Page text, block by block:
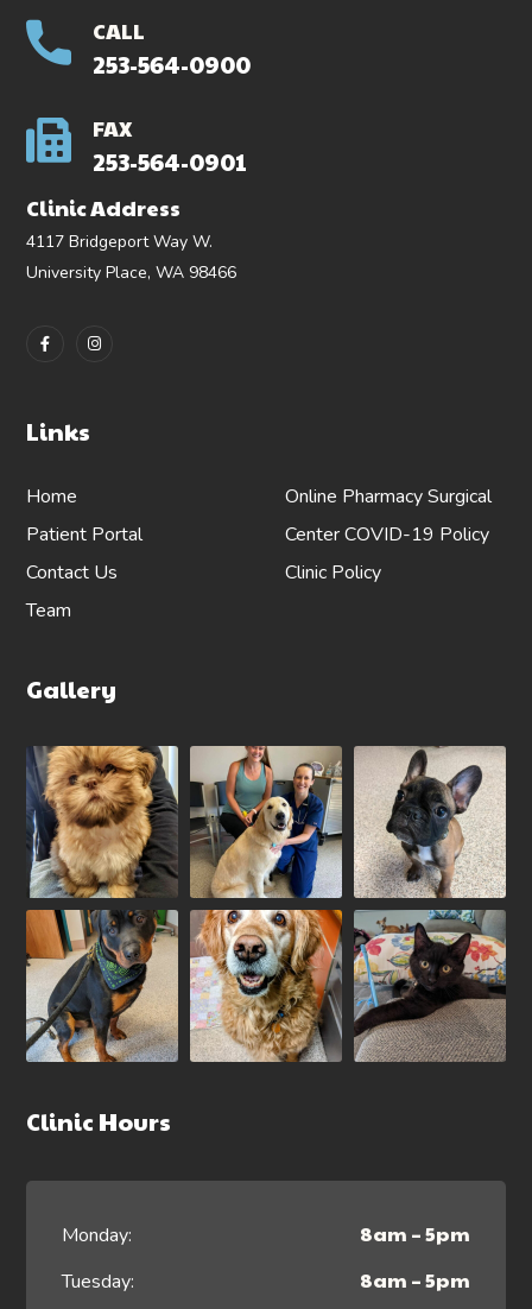
CALL
253-564-0900
FAX
253-564-0901
Clinic Address
4117 Bridgeport Way W.
University Place, WA 98466
Links
Home
Patient Portal
Contact Us
Team
Online PharmacySurgical
CenterCOVID-19 Policy
Clinic Policy
Gallery
Clinic Hours
Monday: 8am – 5pm
Tuesday: 8am – 5pm